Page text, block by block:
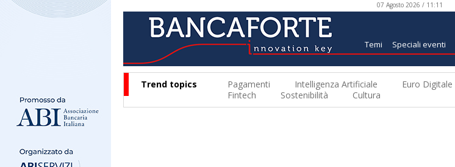
07 Agosto 2026 / 11:11
Temi Speciali eventi
Trend topics Pagamenti Intelligenza Artificiale Euro Digitale
Fintech
Sostenibilità Cultura